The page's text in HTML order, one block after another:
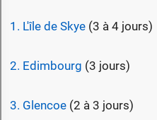
1. L'île de Skye (3 à 4 jours)
2. Edimbourg (3 jours)
3. Glencoe (2 à 3 jours)